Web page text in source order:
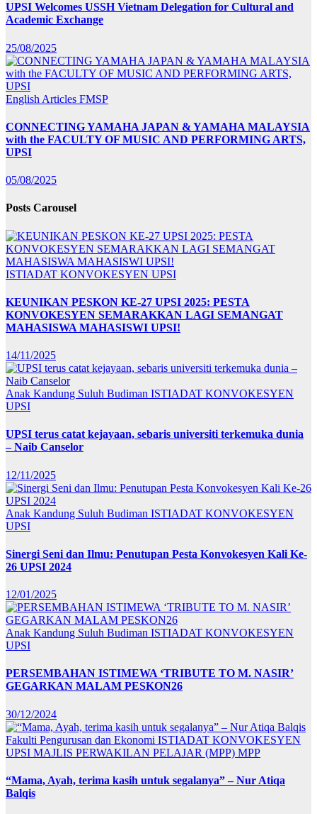
UPSI Welcomes USSH Vietnam Delegation for Cultural and
Academic Exchange
25/08/2025
English Articles FMSP
CONNECTING YAMAHA JAPAN & YAMAHA MALAYSIA
with the FACULTY OF MUSIC AND PERFORMING ARTS,
UPSI
05/08/2025
Posts Carousel
ISTIADAT KONVOKESYEN UPSI
KEUNIKAN PESKON KE-27 UPSI 2025: PESTA
KONVOKESYEN SEMARAKKAN LAGI SEMANGAT
MAHASISWA MAHASISWI UPSI!
14/11/2025
Anak Kandung Suluh Budiman ISTIADAT KONVOKESYEN
UPSI
UPSI terus catat kejayaan, sebaris universiti terkemuka dunia
– Naib Canselor
12/11/2025
Anak Kandung Suluh Budiman ISTIADAT KONVOKESYEN
UPSI
Sinergi Seni dan Ilmu: Penutupan Pesta Konvokesyen Kali Ke-
26 UPSI 2024
12/01/2025
Anak Kandung Suluh Budiman ISTIADAT KONVOKESYEN
UPSI
PERSEMBAHAN ISTIMEWA ‘TRIBUTE TO M. NASIR’
GEGARKAN MALAM PESKON26
30/12/2024
Fakulti Pengurusan dan Ekonomi ISTIADAT KONVOKESYEN
UPSI MAJLIS PERWAKILAN PELAJAR (MPP) MPP
“Mama, Ayah, terima kasih untuk segalanya” – Nur Atiqa
Balqis